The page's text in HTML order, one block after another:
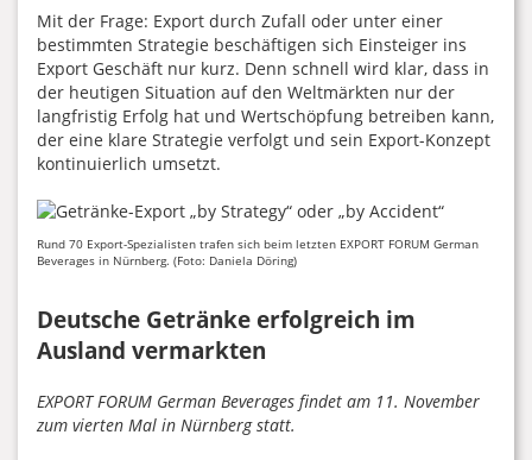
Mit der Frage: Export durch Zufall oder unter einer
bestimmten Strategie beschäftigen sich Einsteiger ins
Export Geschäft nur kurz. Denn schnell wird klar, dass in
der heutigen Situation auf den Weltmärkten nur der
langfristig Erfolg hat und Wertschöpfung betreiben kann,
der eine klare Strategie verfolgt und sein Export-Konzept
kontinuierlich umsetzt.
Rund 70 Export-Spezialisten trafen sich beim letzten EXPORT FORUM German
Beverages in Nürnberg. (Foto: Daniela Döring)
Deutsche Getränke erfolgreich im
Ausland vermarkten
EXPORT FORUM German Beverages findet am 11. November
zum vierten Mal in Nürnberg statt.